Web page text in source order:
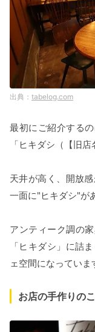
tabelog.com
最初にご紹介する
「ヒキダシ（【旧
天井が高く、開放
一面に"ヒキダシ"が
アンティーク調の
「ヒキダシ」に詰
ェ空間になっていま
お店の手作りの